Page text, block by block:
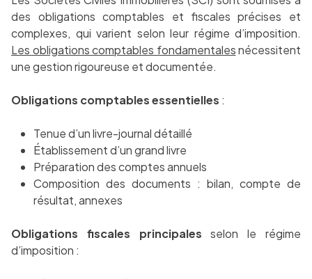
des obligations comptables et fiscales précises et
complexes, qui varient selon leur régime d’imposition.
Les obligations comptables fondamentalesnécessitent
une gestion rigoureuse et documentée.
Obligations comptables essentielles :
Tenue d’un livre-journal détaillé
Établissement d’un grand livre
Préparation des comptes annuels
Composition des documents : bilan, compte de
résultat, annexes
Obligations fiscales principales selon le régime
d’imposition :